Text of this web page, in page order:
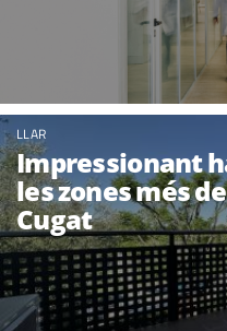
LLAR
Impressionant
les zones més
Cugat